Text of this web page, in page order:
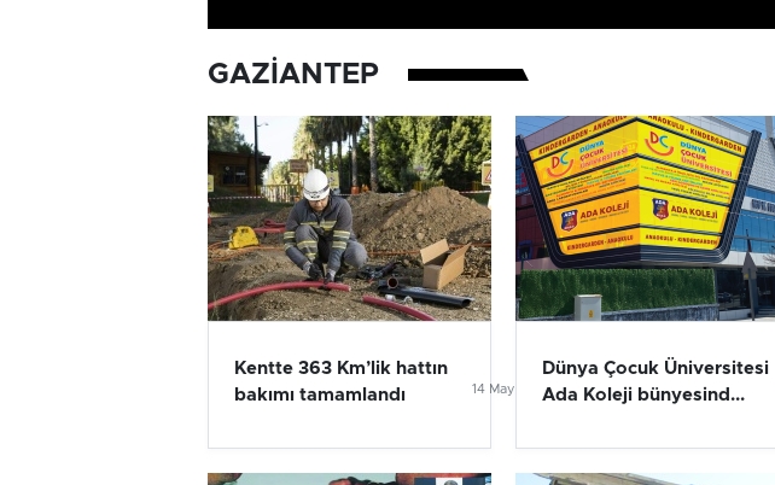
GAZIANTEP
Kentte 363 Km’lik hattın
bakımı tamamlandı
14 Mayıs 2024
Dünya Çocuk Üniversitesi
Ada Koleji bünyesind...
Birçok uyku
tan...